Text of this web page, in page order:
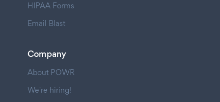
HIPAA Forms
Email Blast
Company
About POWR
We're hiring!